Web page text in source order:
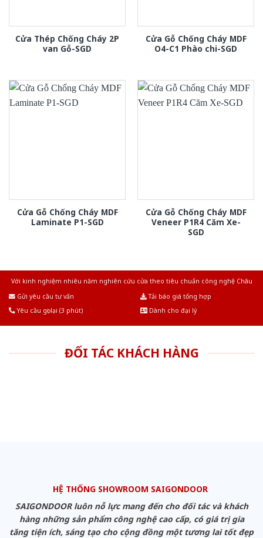
Cửa Thép Chống Cháy 2P
van Gỗ-SGD
Cửa Gỗ Chống Cháy MDF
O4-C1 Phào chi-SGD
Cửa Gỗ Chống Cháy MDF
Laminate P1-SGD
Cửa Gỗ Chống Cháy MDF
Veneer P1R4 Căm Xe-
SGD
Với kinh nghiệm nhiêu năm nghiên cứu cửa theo tiêu chuẩn công nghệ Châu
Gửi yêu cầu tư vấn
Tải báo giá tổng hợp
Yêu cầu gọi lại (3 phút)
Dành cho đại lý
ĐỐI TÁC KHÁCH HÀNG
HỆ THỐNG SHOWROOM SAIGONDOOR
SAIGONDOOR luôn nỗ lực mang đến cho đối tác và khách
hàng những sản phẩm công nghệ cao cấp, có giá trị gia
tăng tiện ích, sáng tạo cho cộng đồng một tương lai tốt đẹp